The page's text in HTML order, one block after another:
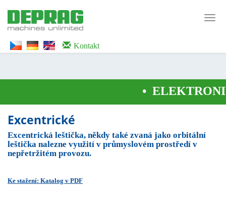
WTG9QS7C" height="0" width="0" style="display:none;visibility:hidden">
</iframe></noscript>
Kontakt
•
Excentrické
Excentrická leštička, někdy také zvaná jako orbitální
leštička nalezne využití v průmyslovém prostředí v
nepřetržitém provozu.
Ke stažení: Katalog v PDF